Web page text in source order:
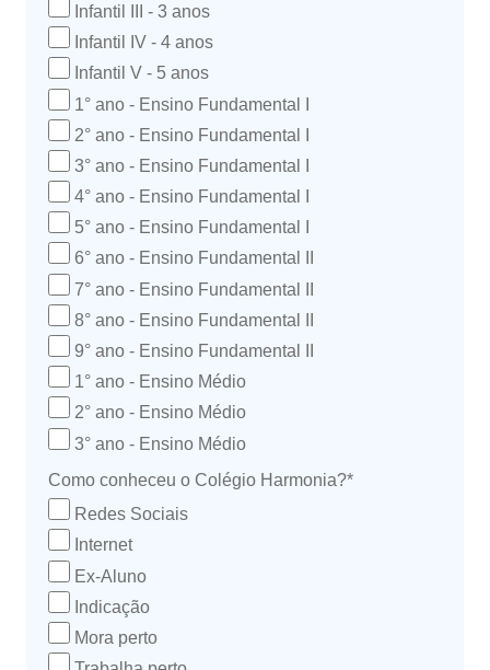
Infantil III - 3 anos
Infantil IV - 4 anos
Infantil V - 5 anos
1° ano - Ensino Fundamental I
2° ano - Ensino Fundamental I
3° ano - Ensino Fundamental I
4° ano - Ensino Fundamental I
5° ano - Ensino Fundamental I
6° ano - Ensino Fundamental II
7° ano - Ensino Fundamental II
8° ano - Ensino Fundamental II
9° ano - Ensino Fundamental II
1° ano - Ensino Médio
2° ano - Ensino Médio
3° ano - Ensino Médio
Como conheceu o Colégio Harmonia?*
Redes Sociais
Internet
Ex-Aluno
Indicação
Mora perto